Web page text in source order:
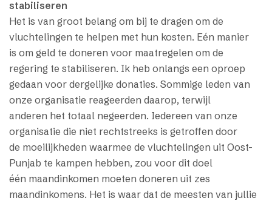
stabiliseren
Het is van groot belang om bij te dragen om de
vluchtelingen te helpen met hun kosten. Eén manier
is om geld te doneren voor maatregelen om de
regering te stabiliseren. Ik heb onlangs een oproep
gedaan voor dergelijke donaties. Sommige leden van
onze organisatie reageerden daarop, terwijl
anderen het totaal negeerden. Iedereen van onze
organisatie die niet rechtstreeks is getroffen door
de moeilijkheden waarmee de vluchtelingen uit Oost-
Punjab te kampen hebben, zou voor dit doel
één maandinkomen moeten doneren uit zes
maandinkomens. Het is waar dat de meesten van jullie